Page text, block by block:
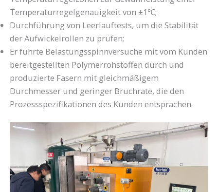
Temperaturregelgenauigkeit von ±1℃;
Durchführung von Leerlauftests, um die Stabilität
der Aufwickelrollen zu prüfen;
Er führte Belastungsspinnversuche mit vom Kunden
bereitgestellten Polymerrohstoffen durch und
produzierte Fasern mit gleichmäßigem
Durchmesser und geringer Bruchrate, die den
Prozessspezifikationen des Kunden entsprachen.